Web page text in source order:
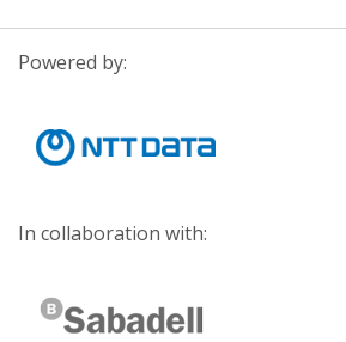
Powered by:
In collaboration with: